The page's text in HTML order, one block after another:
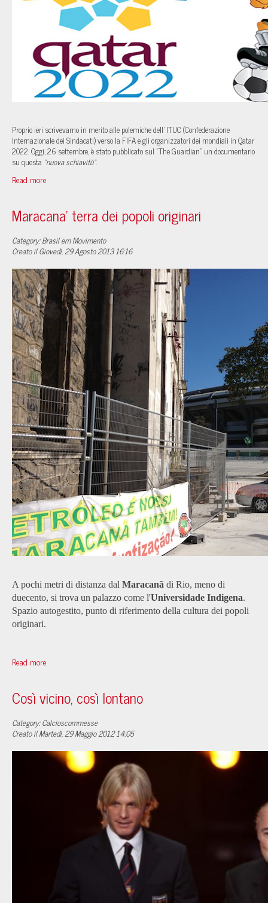
Proprio ieri scrivevamo in merito alle polemiche dell' ITUC (Confederazione
Internazionale dei Sindacati) verso la FIFA e gli organizzatori dei mondiali in Qatar
2022. Oggi, 26 settembre, è stato pubblicato sul "The Guardian" un documentario
su questa "nuova schiavitù".
Read more
Maracana' terra dei popoli originari
Category: Brasil em Movimento
Creato il Giovedì, 29 Agosto 2013 16:16
A pochi metri di distanza dal Maracanã di Rio, meno di
duecento, si trova un palazzo come l'Universidade Indigena.
Spazio autogestito, punto di riferimento della cultura dei popoli
originari.
Read more
Così vicino, così lontano
Category: Calcioscommesse
Creato il Martedì, 29 Maggio 2012 14:05